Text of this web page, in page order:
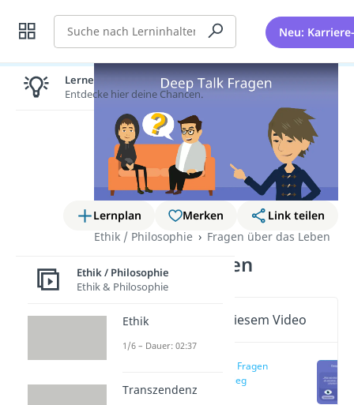
Suche Neu:
Lernplan Merken
Link teilen
Ethik / Philosophie
Fragen über das Leben
Deep Talk Fragen
Wichtige Inhalte in diesem Video
Deep Talk Fragen
zum Einstieg
(00:14)
Lernen lohnt sich!
Entdecke hier deine Chancen.
Ethik / Philosophie
Ethik & Philosophie
Ethik
1/6 – Dauer: 02:37
Transzendenz